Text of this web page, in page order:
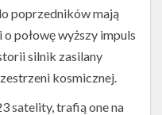
poprzedników mają
połowę wyższy impuls
silnik zasilany
kosmicznej.
satelity, trafią one na